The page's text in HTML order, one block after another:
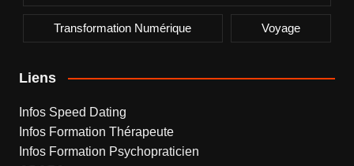
Transformation Numérique Voyage
Liens
Infos Speed Dating
Infos Formation Thérapeute
Infos Formation Psychopraticien